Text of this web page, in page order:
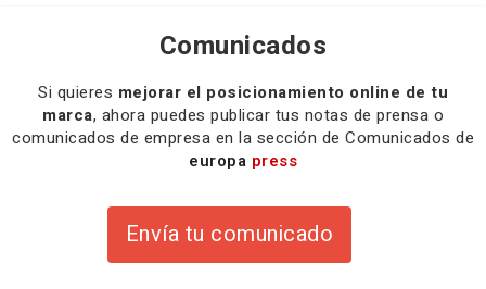
Comunicados
Si quieres mejorar el posicionamiento online de tu
marca, ahora puedes publicar tus notas de prensa o
comunicados de empresa en la sección de Comunicados de
europa press
Envía tu comunicado